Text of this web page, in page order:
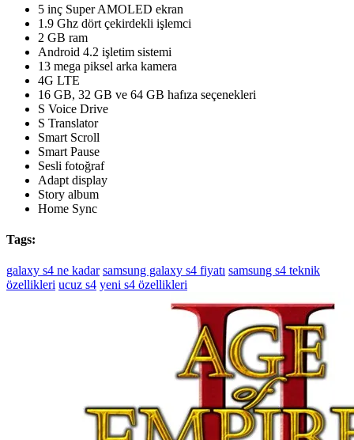
5 inç Super AMOLED ekran
1.9 Ghz dört çekirdekli işlemci
2 GB ram
Android 4.2 işletim sistemi
13 mega piksel arka kamera
4G LTE
16 GB, 32 GB ve 64 GB hafıza seçenekleri
S Voice Drive
S Translator
Smart Scroll
Smart Pause
Sesli fotoğraf
Adapt display
Story album
Home Sync
Tags:
galaxy s4 ne kadar samsung galaxy s4 fiyatı samsung s4 teknik
özellikleri ucuz s4 yeni s4 özellikleri